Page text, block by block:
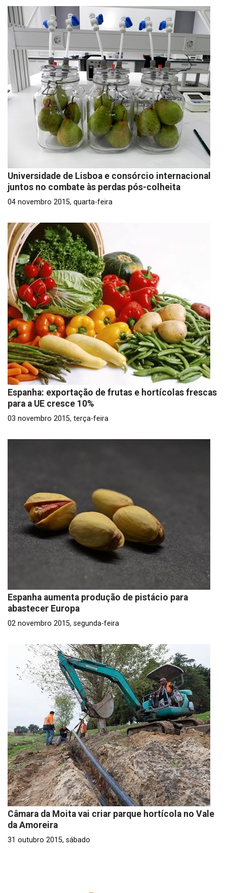
Universidade de Lisboa e consórcio internacional
juntos no combate às perdas pós-colheita
04 novembro 2015, quarta-feira
Espanha: exportação de frutas e hortícolas frescas
para a UE cresce 10%
03 novembro 2015, terça-feira
Espanha aumenta produção de pistácio para
abastecer Europa
02 novembro 2015, segunda-feira
Câmara da Moita vai criar parque hortícola no Vale
da Amoreira
31 outubro 2015, sábado